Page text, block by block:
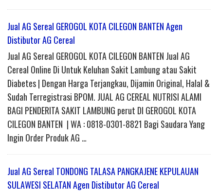
Jual AG Sereal GEROGOL KOTA CILEGON BANTEN Agen
Distibutor AG Cereal
Jual AG Sereal GEROGOL KOTA CILEGON BANTEN Jual AG
Cereal Online Di Untuk Keluhan Sakit Lambung atau Sakit
Diabetes | Dengan Harga Terjangkau, Dijamin Original, Halal &
Sudah Terregistrasi BPOM. JUAL AG CEREAL NUTRISI ALAMI
BAGI PENDERITA SAKIT LAMBUNG perut DI GEROGOL KOTA
CILEGON BANTEN | WA : 0818-0301-8821 Bagi Saudara Yang
Ingin Order Produk AG …
Jual AG Sereal TONDONG TALASA PANGKAJENE KEPULAUAN
SULAWESI SELATAN Agen Distibutor AG Cereal